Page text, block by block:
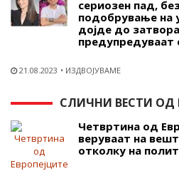
сериозен пад,
подобрување на
дојде до
предупредуваат
21.08.2023 ИЗДВОЈУВАМЕ
СЛИЧНИ ВЕСТИ ОД
Четвртина од
веруваат на
отколку на